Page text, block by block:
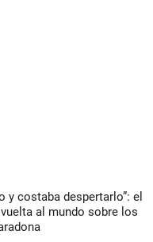
y costaba despertarlo”: el
al mundo sobre los